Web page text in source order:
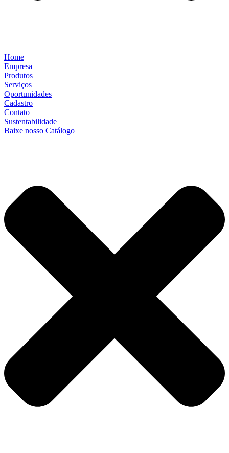
Home
Empresa
Produtos
Serviços
Oportunidades
Cadastro
Contato
Sustentabilidade
Baixe nosso Catálogo